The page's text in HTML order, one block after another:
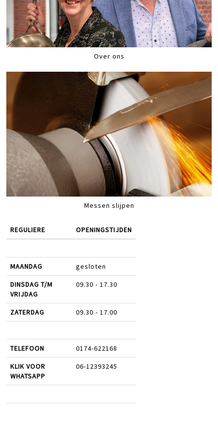
Over ons
Messen slijpen
REGULIERE OPENINGSTIJDEN
MAANDAG gesloten
DINSDAG T/M
VRIJDAG
09.30 - 17.30
ZATERDAG 09.30 - 17.00
TELEFOON 0174-622168
KLIK VOOR
WHATSAPP
06-12393245